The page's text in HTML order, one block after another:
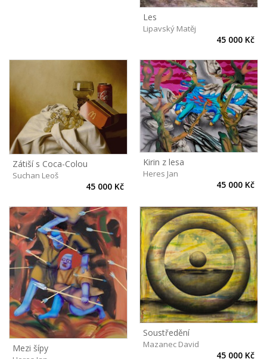
Les
Lipavský Matěj
45 000 Kč
Zátiší s Coca-Colou
Suchan Leoš
45 000 Kč
Kirin z lesa
Heres Jan
45 000 Kč
Mezi šípy
Soustředění
Mazanec David
45 000 Kč